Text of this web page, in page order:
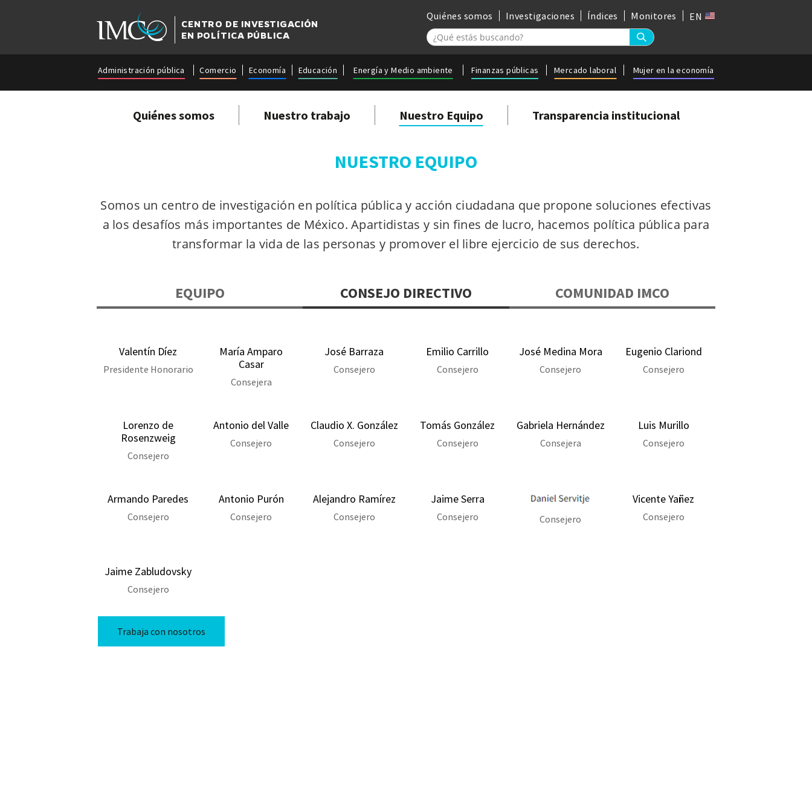
CENTRO DE INVESTIGACIÓN
EN POLÍTICA PÚBLICA
Quiénes somos Investigaciones Índices Monitores EN
Administración pública Comercio Economía Educación Energía y Medio ambiente Finanzas públicas Mercado laboral Mujer en la economía
Quiénes somos Nuestro trabajo Nuestro Equipo Transparencia institucional
NUESTRO EQUIPO
Somos un centro de investigación en política pública y acción ciudadana que propone soluciones efectivas
a los desafíos más importantes de México. Apartidistas y sin fines de lucro, hacemos política pública para
transformar la vida de las personas y promover el libre ejercicio de sus derechos.
EQUIPO CONSEJO DIRECTIVO COMUNIDAD IMCO
Valentín Díez
Presidente Honorario
María Amparo
Casar
Consejera
José Barraza
Consejero
Emilio Carrillo
Consejero
José Medina Mora
Consejero
Eugenio Clariond
Consejero
Lorenzo de
Rosenzweig
Consejero
Antonio del Valle
Consejero
Claudio X. González
Consejero
Tomás González
Consejero
Gabriela Hernández
Consejera
Luis Murillo
Consejero
Armando Paredes
Consejero
Antonio Purón
Consejero
Alejandro Ramírez
Consejero
Jaime Serra
Consejero Consejero
Vicente Yañez
Consejero
Jaime Zabludovsky
Consejero
Trabaja con nosotros